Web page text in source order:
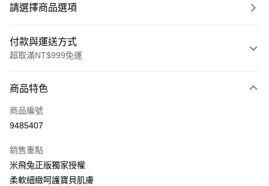
請選擇商品選項
付款與運送方式
超取滿NT$999免運
信用卡一次付款
超商取貨付款
ATM付款
商品特色
商品編號
9485407
銷售重點
米飛兔正版獨家授權
柔軟細緻呵護寶貝肌膚